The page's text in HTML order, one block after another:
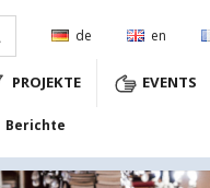
de en
PROJEKTE EVENTS
Berichte